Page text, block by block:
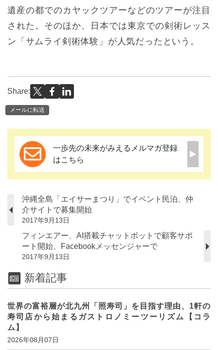
遺産の都でのカヤックツアーなどのツアーが注目
された。そのほか、日本では東京での剣術レッス
ン「サムライ剣術体験」が人気だったという。
Share:
メールに転送
一歩先の未来がみえるメルマガ登録
はこちら
沖縄全島「エイサーまつり」でイベント民泊、仲
介サイトで募集開始
2017年9月13日
フィンエアー、AI搭載チャットボットで顧客サポ
ート開始、Facebookメッセンジャーで
2017年9月13日
新着記事
世界の富裕層が北九州「照寿司」を目指す理由、1軒の
寿司店から始まるガストロノミーツーリズム【コラ
ム】
2026年08月07日